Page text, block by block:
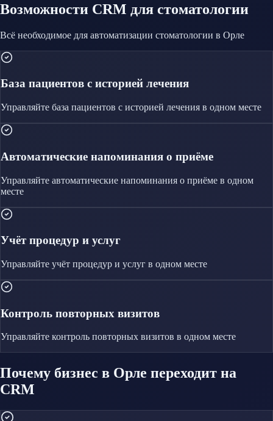
Возможности CRM для стоматологии
Всё необходимое для автоматизации стоматологии в Орле
База пациентов с историей лечения
Управляйте база пациентов с историей лечения в одном месте
Автоматические напоминания о приёме
Управляйте автоматические напоминания о приёме в одном
месте
Учёт процедур и услуг
Управляйте учёт процедур и услуг в одном месте
Контроль повторных визитов
Управляйте контроль повторных визитов в одном месте
Почему бизнес в Орле переходит на
CRM